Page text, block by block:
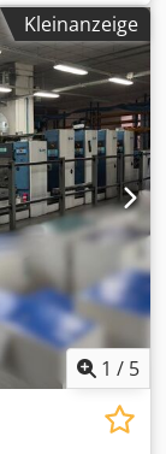
Kleinanzeige
1 / 5